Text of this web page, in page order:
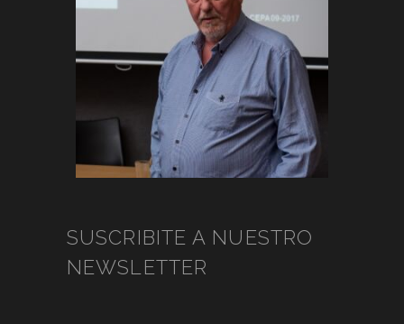
SUSCRIBITE A NUESTRO
NEWSLETTER